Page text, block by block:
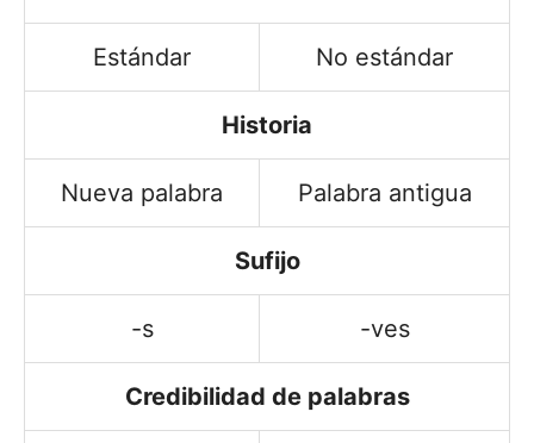
Estándar No estándar
Historia
Nueva palabra Palabra antigua
Sufijo
-s -ves
Credibilidad de palabras